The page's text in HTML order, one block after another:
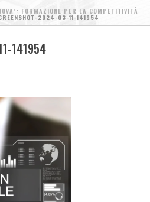
FORMAZIONE PER LA COMPETITIVITÀ
2024-03-11-141954
141954